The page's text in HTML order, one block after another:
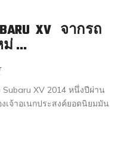
XV จากรถ
ม่ …
XV 2014 หนึ่งปีผ่าน
เจ้าอเนกประสงค์ยอดนิยมมัน